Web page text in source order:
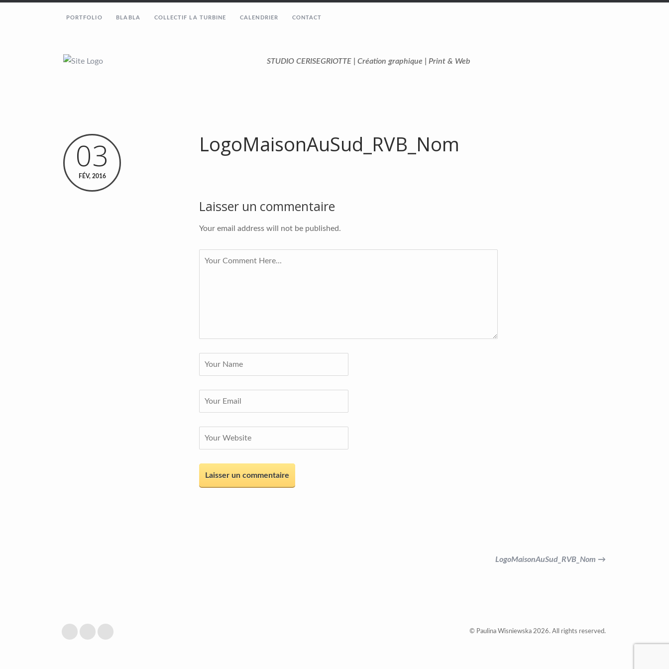
PORTFOLIO BLABLA COLLECTIF LA TURBINE CALENDRIER CONTACT
STUDIO CERISEGRIOTTE | Création graphique | Print & Web
03
FÉV, 2016
LogoMaisonAuSud_RVB_Nom
Laisser un commentaire
Your email address will not be published.
LogoMaisonAuSud_RVB_Nom →
© Paulina Wisniewska 2026. All rights reserved.